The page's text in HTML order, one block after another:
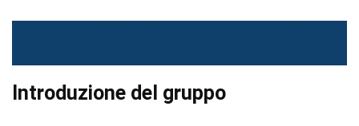
Introduzione del gruppo